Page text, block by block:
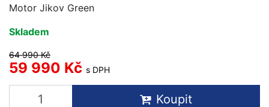
Motor Jikov Green
Skladem
64 990 Kč
59 990 Kč s DPH
Koupit